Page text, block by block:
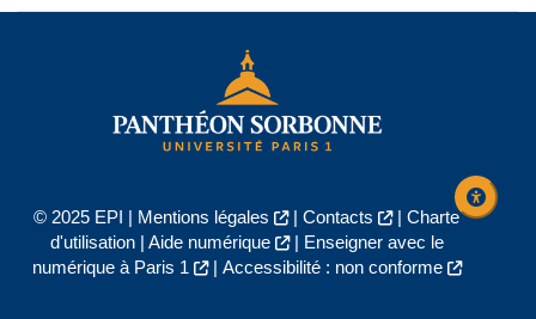
© 2025 EPI | Mentions légales | Contacts | Charte
d'utilisation| Aide numérique |
Enseigner avec le
numérique à Paris 1
| Accessibilité : non conforme